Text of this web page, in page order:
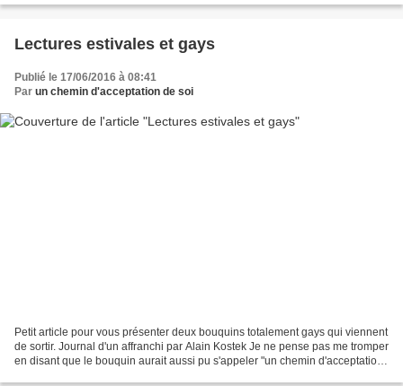
Lectures estivales et gays
Publié le 17/06/2016 à 08:41
Par un chemin d'acceptation de soi
Petit article pour vous présenter deux bouquins totalement gays qui viennent
de sortir. Journal d'un affranchi par Alain Kostek Je ne pense pas me tromper
en disant que le bouquin aurait aussi pu s'appeler "un chemin d'acceptation